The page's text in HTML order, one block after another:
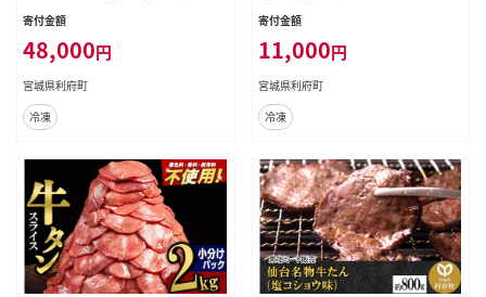
スライス 塩味 [牛タン タン塩 希少
け 仙台 名物 厚切 肉厚 おいしい 美
味 牛 肉 焼肉 バーベキュー BBQ 宮
城県 利府町 船田食品]
寄付金額
48,000円
宮城県利府町
冷凍
味 [牛タン タン塩 希少 部位 塩ダレ
いしい 美味 牛 肉 焼肉 バーベキュ
ー BBQ 宮城県 利府町 船田食品]
寄付金額
11,000円
宮城県利府町
冷凍